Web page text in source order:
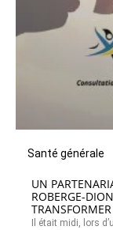
Santé générale
UN
ROBERGE-
Il était midi, lors